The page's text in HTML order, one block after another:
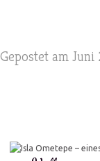
Gepostet am Juni